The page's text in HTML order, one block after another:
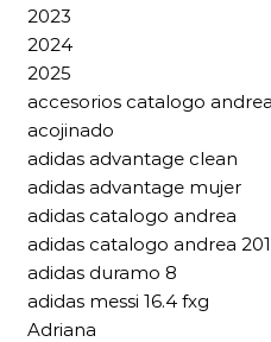
2023
2024
2025
accesorios catalogo andrea
acojinado
adidas advantage clean
adidas advantage mujer
adidas catalogo andrea
adidas catalogo andrea
adidas duramo 8
adidas messi 16.4 fxg
Adriana